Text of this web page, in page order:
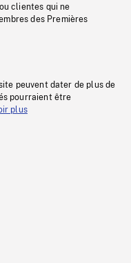
clientes qui ne
des Premières
peuvent dater de plus de
pourraient être
plus